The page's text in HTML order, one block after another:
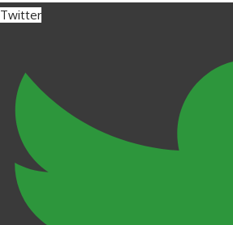
Twitter